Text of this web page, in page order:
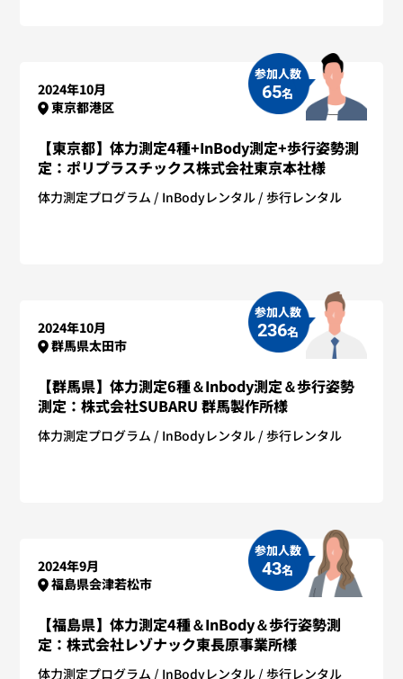
2024年10月
東京都港区
参加人数
65名
【東京都】体力測定4種+InBody測定+歩行姿勢測
定：ポリプラスチックス株式会社東京本社様
体力測定プログラム InBodyレンタル 歩行レンタル
2024年10月
群馬県太田市
参加人数
236名
【群馬県】体力測定6種＆Inbody測定＆歩行姿勢
測定：株式会社SUBARU 群馬製作所様
体力測定プログラム InBodyレンタル 歩行レンタル
2024年9月
福島県会津若松市
参加人数
43名
【福島県】体力測定4種＆InBody＆歩行姿勢測
定：株式会社レゾナック東長原事業所様
体力測定プログラム InBodyレンタル 歩行レンタル